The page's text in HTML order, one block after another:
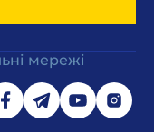
мережі